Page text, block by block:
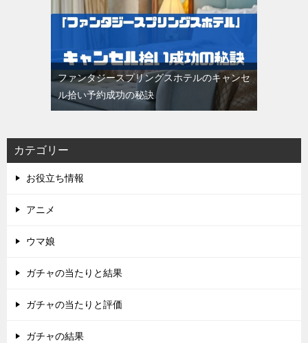
ファンタジースプリングスホテルのキャンセ
ル拾い予約成功の秘訣
カテゴリー
お役立ち情報
アニメ
ウマ娘
ガチャの当たりと結果
ガチャの当たりと評価
ガチャの結果